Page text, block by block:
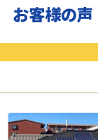
お客様の声